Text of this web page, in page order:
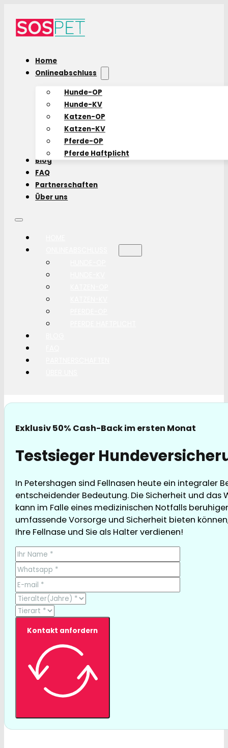
Home
Onlineabschluss
Hunde-OP
Hunde-KV
Katzen-OP
Katzen-KV
Pferde-OP
Pferde Haftplicht
Blog
FAQ
Partnerschaften
Über uns
Exklusiv 50% Cash-Back im ersten Monat
Testsieger
In Petershagen sind Fellnasen heute ein integraler
entscheidender Bedeutung. Die Sicherheit und das
kann im Falle eines medizinischen Notfalls
umfassende Vorsorge und Sicherheit bieten
Ihre Fellnase und Sie als Halter verdienen!
Kontakt anfordern